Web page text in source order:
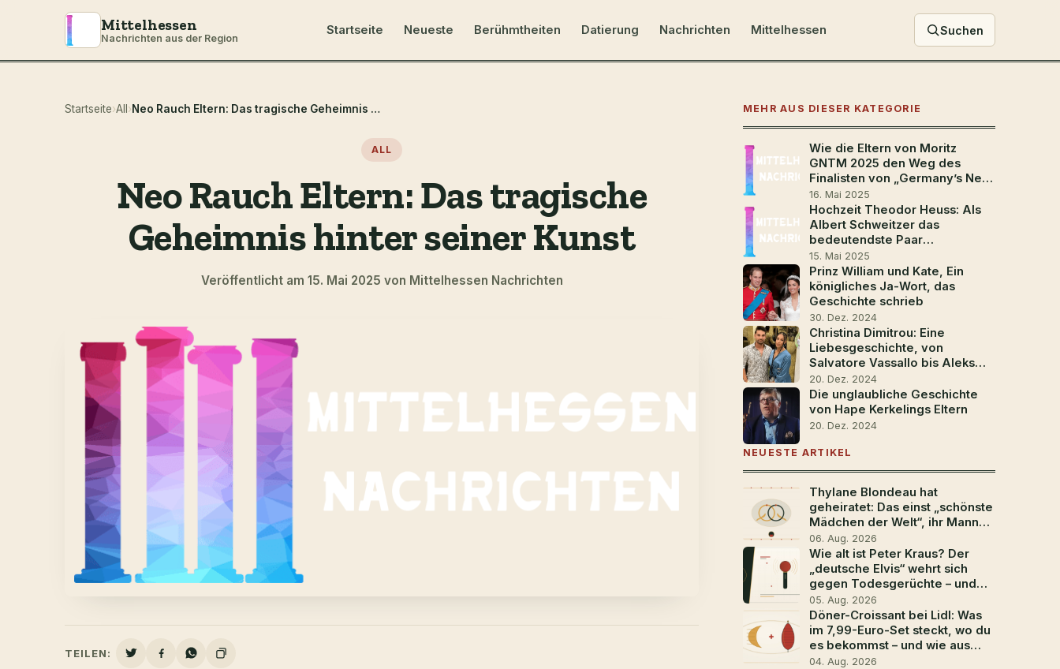
Mittelhessen
Nachrichten aus der Region
Startseite Neueste Berühmtheiten Datierung Nachrichten Mittelhessen Suchen
Startseite›All › Neo Rauch Eltern: Das tragische Geheimnis hinter seiner Kunst
ALL
Neo Rauch Eltern: Das tragische
Geheimnis hinter seiner Kunst
Veröffentlicht am 15. Mai 2025 von Mittelhessen Nachrichten
TEILEN:
MEHR AUS DIESER KATEGORIE
Wie die Eltern von Moritz
GNTM 2025 den Weg des
Finalisten von „Germany’s Next
Top Model“ geprägt haben
16. Mai 2025
Hochzeit Theodor Heuss: Als
Albert Schweitzer das
bedeutendste Paar
Deutschlands traute
15. Mai 2025
Prinz William und Kate, Ein
königliches Ja-Wort, das
Geschichte schrieb
30. Dez. 2024
Christina Dimitrou: Eine
Liebesgeschichte, von
Salvatore Vassallo bis Aleks
Petrovic
20. Dez. 2024
Die unglaubliche Geschichte
von Hape Kerkelings Eltern
20. Dez. 2024
NEUESTE ARTIKEL
Thylane Blondeau hat
geheiratet: Das einst „schönste
Mädchen der Welt“, ihr Mann
Ben Attal und die
Traumhochzeit in
Südfrankreich
06. Aug. 2026
Wie alt ist Peter Kraus? Der
„deutsche Elvis“ wehrt sich
gegen Todesgerüchte – und
geht mit 88 noch einmal auf
Tour
05. Aug. 2026
Döner-Croissant bei Lidl: Was
im 7,99-Euro-Set steckt, wo du
es bekommst – und wie aus
dem Aprilscherz der Food-
04. Aug. 2026